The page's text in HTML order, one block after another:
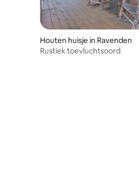
Houten huisje in Ravenden
Rustiek toevluchtsoord